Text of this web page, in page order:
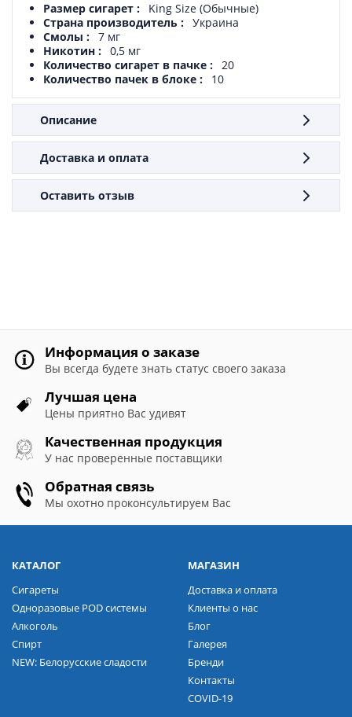
Размер сигарет
King Size (Обычные)
Страна производитель
Украина
Смолы
7 мг
Никотин
0,5 мг
Количество сигарет в пачке
20
Количество пачек в блоке
10
Описание
Доставка и оплата
Оставить отзыв
Информация о заказе
Вы всегда будете знать статус своего заказа
Лучшая цена
Цены приятно Вас удивят
Качественная продукция
У нас проверенные поставщики
Обратная связь
Мы охотно проконсультируем Вас
КАТАЛОГ
Сигареты
Одноразовые POD системы
Алкоголь
Спирт
NEW: Белорусские сладости
МАГАЗИН
Доставка и оплата
Клиенты о нас
Блог
Галерея
Бренди
Контакты
COVID-19